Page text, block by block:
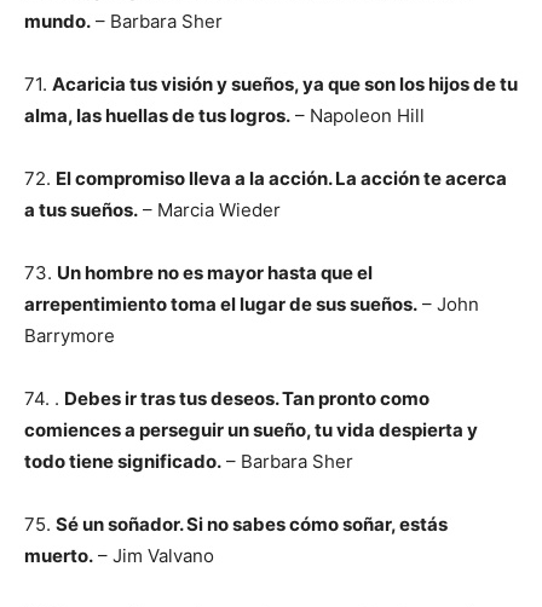
mundo. – Barbara Sher
71. Acaricia tus visión y sueños, ya que son los hijos de tu
alma, las huellas de tus logros. – Napoleon Hill
72. El compromiso lleva a la acción. La acción te acerca
a tus sueños. – Marcia Wieder
73. Un hombre no es mayor hasta que el
arrepentimiento toma el lugar de sus sueños. – John
Barrymore
74. . Debes ir tras tus deseos. Tan pronto como
comiences a perseguir un sueño, tu vida despierta y
todo tiene significado. – Barbara Sher
75. Sé un soñador. Si no sabes cómo soñar, estás
muerto. – Jim Valvano